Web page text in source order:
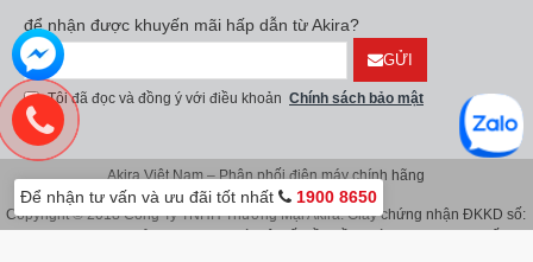
để nhận được khuyến mãi hấp dẫn từ Akira?
GỬI
Tôi đã đọc và đồng ý với điều khoản Chính sách bảo mật
Akira Việt Nam – Phân phối điện máy chính hãng
Copyright © 2018 Công Ty TNHH Thương Mại Akira. Giấy chứng nhận ĐKKD số:
Để nhận tư vấn và ưu đãi tốt nhất 1900 8650